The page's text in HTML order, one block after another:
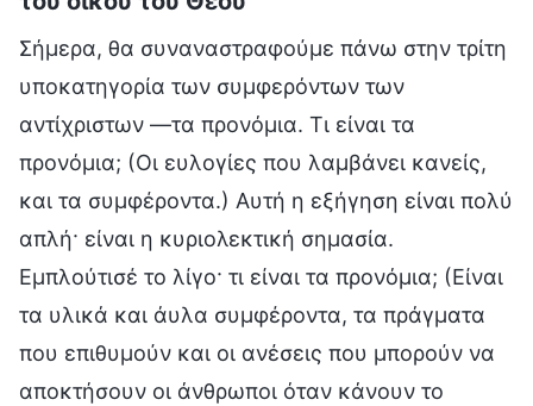
Σήμερα, θα συναναστραφούμε πάνω στην τρίτη
υποκατηγορία των συμφερόντων των
αντίχριστων —τα προνόμια. Τι είναι τα
προνόμια; (Οι ευλογίες που λαμβάνει κανείς,
και τα συμφέροντα.) Αυτή η εξήγηση είναι πολύ
απλή· είναι η κυριολεκτική σημασία.
Εμπλούτισέ το λίγο· τι είναι τα προνόμια; (Είναι
τα υλικά και άυλα συμφέροντα, τα πράγματα
που επιθυμούν και οι ανέσεις που μπορούν να
αποκτήσουν οι άνθρωποι όταν κάνουν το